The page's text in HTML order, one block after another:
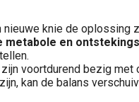
knie de oplossing
metabole en
voortdurend bezig met
kan de balans